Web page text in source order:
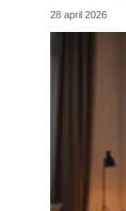
28 april 2026